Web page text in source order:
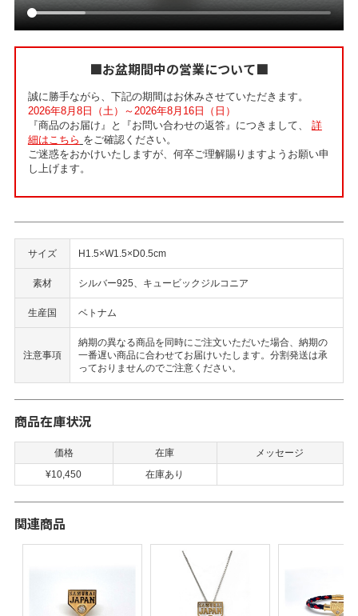
■お盆期間中の営業について■
誠に勝手ながら、下記の期間はお休みさせていただきます。
2026年8月8日（土）～2026年8月16日（日）
『商品のお届け』と『お問い合わせの返答』につきまして、 詳
細はこちら をご確認ください。
ご迷惑をおかけいたしますが、何卒ご理解賜りますようお願い申
し上げます。
サイズ H1.5×W1.5×D0.5cm
素材 シルバー925、キュービックジルコニア
生産国 ベトナム
注意事項
納期の異なる商品を同時にご注文いただいた場合、納期の
一番遅い商品に合わせてお届けいたします。分割発送は承
っておりませんのでご注意ください。
商品在庫状況
価格 在庫
メッセージ
¥10,450
在庫あり
関連商品